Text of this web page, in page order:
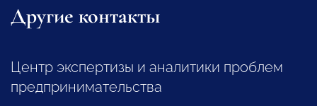
Другие контакты
Центр экспертизы и аналитики проблем
предпринимательства